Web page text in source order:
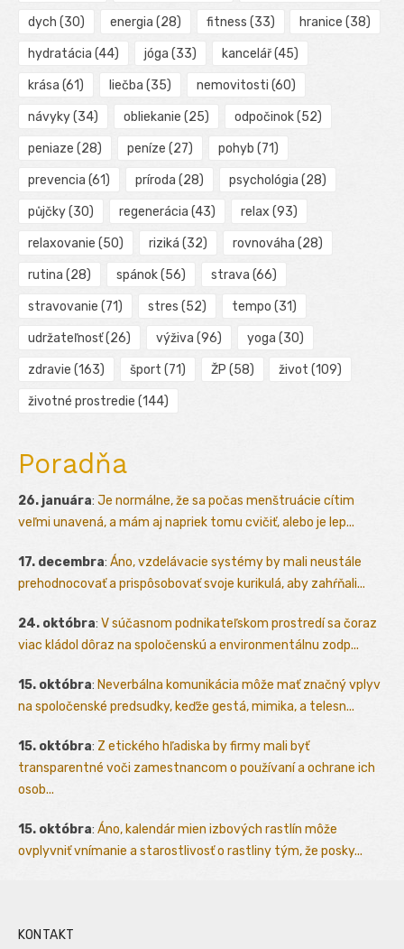
dych (30) energia (28) fitness (33) hranice (38)
hydratácia (44) jóga (33) kancelář(45)
krása (61) liečba (35) nemovitosti (60)
návyky(34) obliekanie (25) odpočinok(52)
peniaze (28) peníze (27) pohyb (71)
prevencia (61) príroda (28) psychológia (28)
půjčky(30) regenerácia (43) relax (93)
relaxovanie (50) riziká (32) rovnováha (28)
rutina (28) spánok(56) strava (66)
stravovanie (71) stres (52) tempo (31)
udržateľnosť(26) výživa (96) yoga (30)
zdravie (163) šport (71) ŽP (58) život (109)
životné prostredie (144)
Poradňa
26. januára: Je normálne, že sa počas menštruácie cítim
veľmi unavená, a mám aj napriek tomu cvičiť, alebo je lep...
17. decembra: Áno, vzdelávacie systémy by mali neustále
prehodnocovať a prispôsobovať svoje kurikulá, aby zahŕňali...
24. októbra: V súčasnom podnikateľskom prostredí sa čoraz
viac kládol dôraz na spoločenskú a environmentálnu zodp...
15. októbra: Neverbálna komunikácia môže mať značný vplyv
na spoločenské predsudky, keďže gestá, mimika, a telesn...
15. októbra: Z etického hľadiska by firmy mali byť
transparentné voči zamestnancom o používaní a ochrane ich
osob...
15. októbra: Áno, kalendár mien izbových rastlín môže
ovplyvniť vnímanie a starostlivosť o rastliny tým, že posky...
KONTAKT